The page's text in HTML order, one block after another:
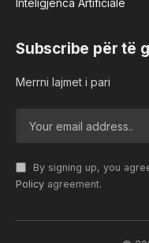
Inteligjenca Artificiale
Subscribe për të
Merrni lajmet i pari
By signing up, you
Policy agreement.